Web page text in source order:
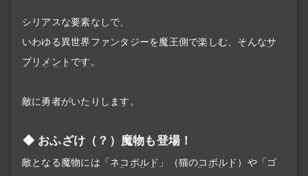
シリアスな要素なしで、
いわゆる異世界ファンタジーを魔王側で楽しむ、そんなサ
プリメント です。
敵に勇者がいたりします。
おふざけ（？）魔物も登場！
敵となる魔物には「ネコボルド 」（猫のコボルド ）や「ゴ